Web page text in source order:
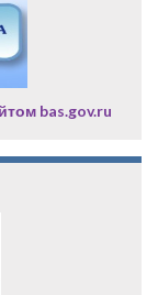
bas.gov.ru